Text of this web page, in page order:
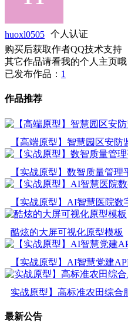
huoxl0505
个人认证
购买后获取作者QQ技术支持
其它作品请看我的个人主页哦
已发布作品： 1
作品推荐
【高端原型】智慧园区安
【实战原型】数智质量管
【实战原型】AI智慧医院数
酷炫的大屏可视化原型模板
【实战原型】AI智慧党建
实战原型】高标准农田综合
最新公告